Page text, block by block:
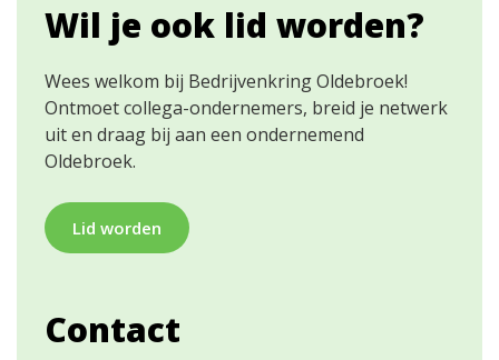
Wil je ook lid worden?
Wees welkom bij Bedrijvenkring Oldebroek!
Ontmoet collega-ondernemers, breid je netwerk
uit en draag bij aan een ondernemend
Oldebroek.
Lid worden
Contact